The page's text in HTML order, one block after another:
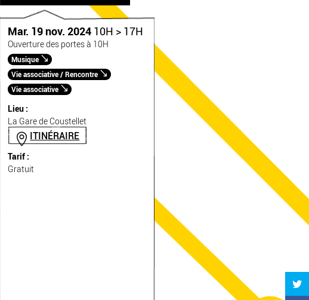
Mar. 19 nov. 2024 10H > 17H
Ouverture des portes à 10H
Musique
Vie associative / Rencontre
Vie associative
Lieu :
La Gare de Coustellet
ITINÉRAIRE
Tarif :
Gratuit